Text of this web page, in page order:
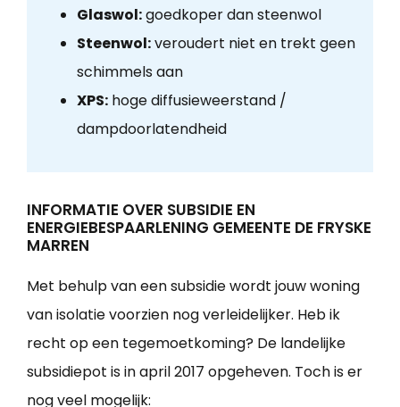
Glaswol:goedkoper dan steenwol
Steenwol:veroudert niet en trekt geen
schimmels aan
XPS:hoge diffusieweerstand /
dampdoorlatendheid
INFORMATIE OVER SUBSIDIE EN
ENERGIEBESPAARLENING GEMEENTE DE FRYSKE
MARREN
Met behulp van een subsidie wordt jouw woning
van isolatie voorzien nog verleidelijker. Heb ik
recht op een tegemoetkoming? De landelijke
subsidiepot is in april 2017 opgeheven. Toch is er
nog veel mogelijk: